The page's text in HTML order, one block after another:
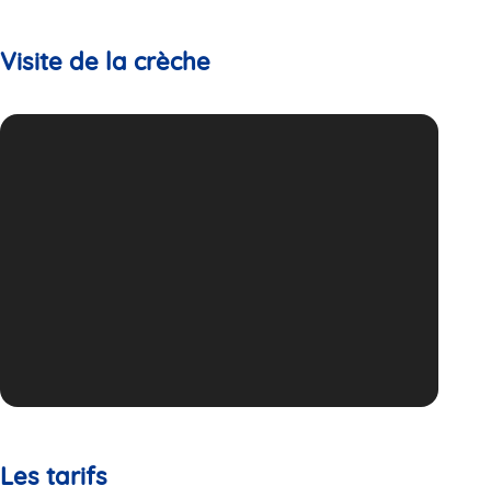
Visite de la crèche
Les tarifs